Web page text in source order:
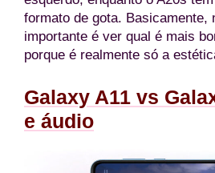
formato de gota. Basicamente,
importante é ver qual é mais
porque é realmente só a
Galaxy A11 vs
e áudio